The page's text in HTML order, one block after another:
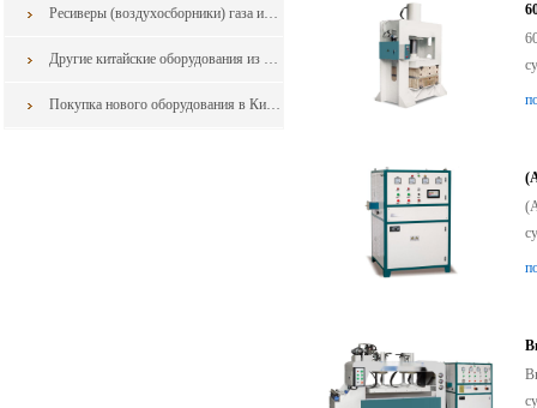
Ресиверы (воздухосборники) газа из Китая
Другие китайские оборудования из Китая
Покупка нового оборудования в Китае: как свести к минимуму риски контракта